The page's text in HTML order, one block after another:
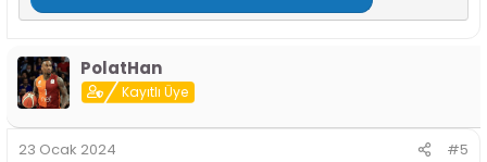
PolatHan
Kayıtlı Üye
23 Ocak 2024 #5